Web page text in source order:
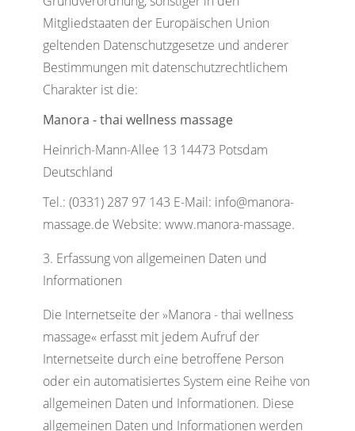
Mitgliedstaaten der Europäischen Union
geltenden Datenschutzgesetze und anderer
Bestimmungen mit datenschutzrechtlichem
Charakter ist die:
Manora - thai wellness massage
Heinrich-Mann-Allee 13 14473 Potsdam
Deutschland
Tel.: (0331) 287 97 143 E-Mail: info@manora-
massage.de Website: www.manora-massage.
Erfassung von allgemeinen Daten und
Informationen
Die Internetseite der »Manora - thai wellness
massage« erfasst mit jedem Aufruf der
Internetseite durch eine betroffene Person
oder ein automatisiertes System eine Reihe von
allgemeinen Daten und Informationen. Diese
allgemeinen Daten und Informationen werden